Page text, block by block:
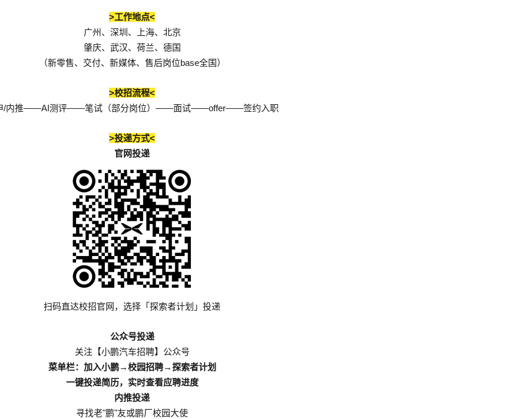
>工作地点<
广州、深圳、上海、北京
肇庆、武汉、荷兰、德国
（新零售、交付、新媒体、售后岗位base全国）
>校招流程<
/内推——AI测评——笔试（部分岗位） ——面试——offer——签约入职
>投递方式<
官网投递
扫码直达校招官网，选择「探索者计划」投递
公众号投递
关注【小鹏汽车招聘】公众号
菜单栏：加入小鹏→校园招聘→探索者计划
一键投递简历，实时查看应聘进度
内推投递
寻找老"鹏"友或鹏厂校园大使